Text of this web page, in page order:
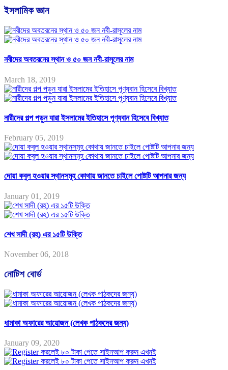
ইসলামিক জ্ঞান
নবীদের অবতরনের স্থান ও ৫০ জন নবী-রাসূলের নাম
March 18, 2019
নারীদের গল্প পড়ুন যারা ইসলামের ইতিহাসে পূণ্যবান হিসেবে বিখ্যাত
February 05, 2019
দোয়া কবুল হওয়ার স্থানসমূহ কোথায় জানতে চাইলে পোষ্টটি আপনার জন্য
January 01, 2019
শেখ সাদী (রহ) এর ১৫টি উক্তি
November 06, 2018
নোটিশ বোর্ড
ধামাকা অফারের আয়োজন (লেখক পাঠকদের জন্য)
January 09, 2020